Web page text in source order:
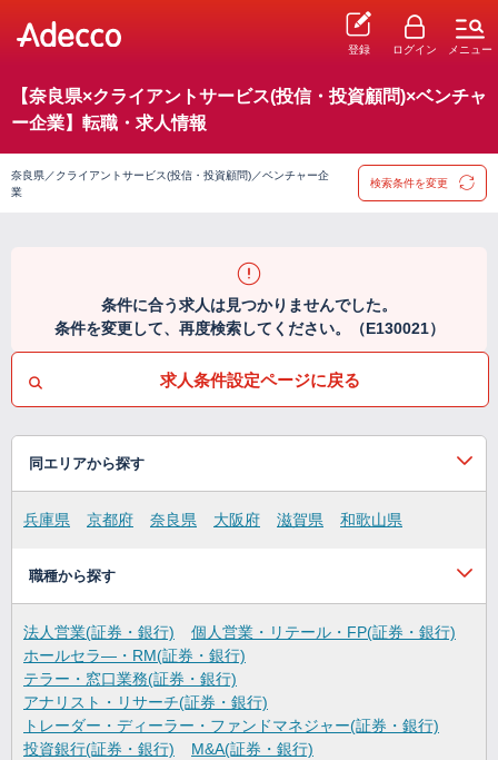
登録 ログイン メニュー
【奈良県×クライアントサービス(投信・投資顧問)×ベンチャ
ー企業】転職・求人情報
奈良県／クライアントサービス(投信・投資顧問)／ベンチャー企
業
検索条件を変更
条件に合う求人は見つかりませんでした。
条件を変更して、再度検索してください。（E130021）
求人条件設定ページに戻る
同エリアから探す
兵庫県 京都府 奈良県 大阪府 滋賀県 和歌山県
職種から探す
法人営業(証券・銀行)
個人営業・リテール・FP(証券・銀行)
ホールセラ―・RM(証券・銀行)
テラー・窓口業務(証券・銀行)
アナリスト・リサーチ(証券・銀行)
トレーダー・ディーラー・ファンドマネジャー(証券・銀行)
投資銀行(証券・銀行)
M&A(証券・銀行)